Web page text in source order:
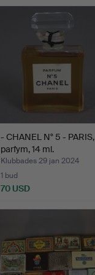
- CHANEL N° 5 - PARIS,
parfym, 14 ml.
Klubbades 29 jan 2024
1 bud
70 USD